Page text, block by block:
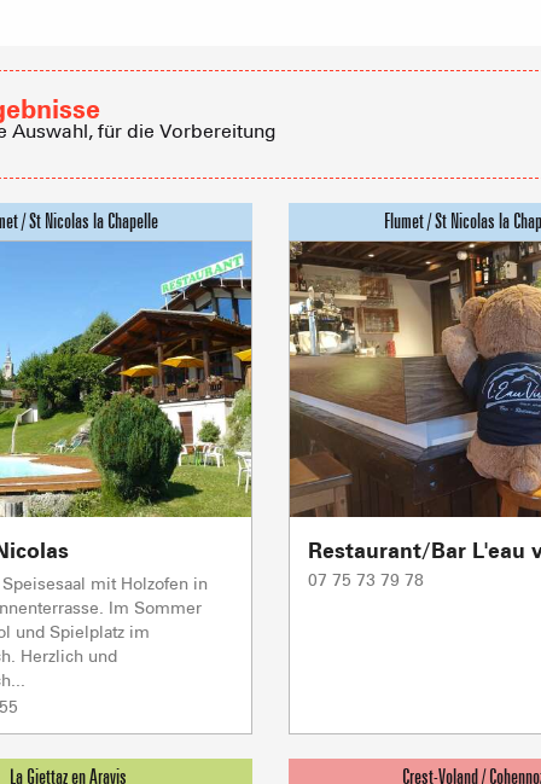
Eine
AKTIVITÄTEN
Empfang
Berghütten
Club-
Auswahl, für die Vorbereitung
mit Holzofen in
Im Sommer
und Spielplatz im
Herzlich und
Restaurant/Bar L'eau
07 75 73 79 78